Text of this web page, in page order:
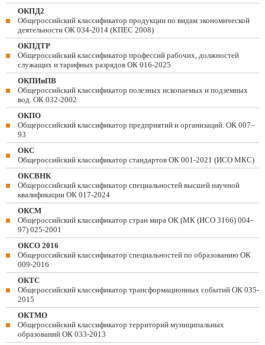
ОКПД2
Общероссийский классификатор продукции по видам экономической
деятельности ОК 034-2014 (КПЕС 2008)
ОКПДТР
Общероссийский классификатор профессий рабочих, должностей
служащих и тарифных разрядов ОК 016-2025
ОКПИиПВ
Общероссийский классификатор полезных ископаемых и подземных
вод. ОК 032-2002
ОКПО
Общероссийский классификатор предприятий и организаций. ОК 007–
93
ОКС
Общероссийский классификатор стандартов ОК 001-2021 (ИСО МКС)
ОКСВНК
Общероссийский классификатор специальностей высшей научной
квалификации ОК 017-2024
ОКСМ
Общероссийский классификатор стран мира ОК (МК (ИСО 3166) 004-
97) 025-2001
ОКСО 2016
Общероссийский классификатор специальностей по образованию ОК
009-2016
ОКТС
Общероссийский классификатор трансформационных событий ОК 035-
2015
ОКТМО
Общероссийский классификатор территорий муниципальных
образований ОК 033-2013